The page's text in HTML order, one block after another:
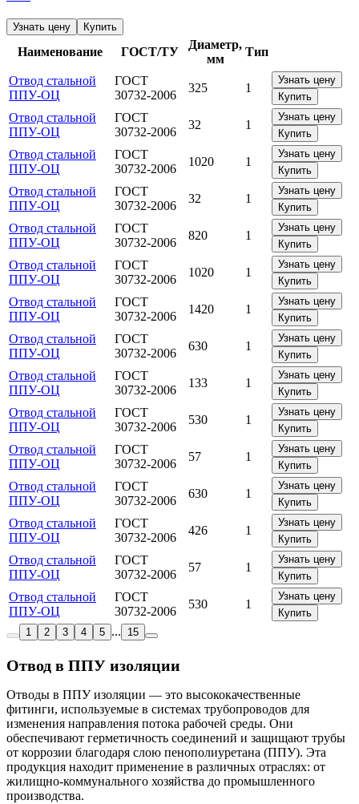
Узнать цену Купить
Наименование ГОСТ/ТУ
Диаметр,
мм
Тип
Отвод стальной
ППУ-ОЦ
ГОСТ
30732-2006
325 1
Узнать цену
Купить
Отвод стальной
ППУ-ОЦ
ГОСТ
30732-2006
32 1
Узнать цену
Купить
Отвод стальной
ППУ-ОЦ
ГОСТ
30732-2006
1020 1
Узнать цену
Купить
Отвод стальной
ППУ-ОЦ
ГОСТ
30732-2006
32 1
Узнать цену
Купить
Отвод стальной
ППУ-ОЦ
ГОСТ
30732-2006
820 1
Узнать цену
Купить
Отвод стальной
ППУ-ОЦ
ГОСТ
30732-2006
1020 1
Узнать цену
Купить
Отвод стальной
ППУ-ОЦ
ГОСТ
30732-2006
1420 1
Узнать цену
Купить
Отвод стальной
ППУ-ОЦ
ГОСТ
30732-2006
630 1
Узнать цену
Купить
Отвод стальной
ППУ-ОЦ
ГОСТ
30732-2006
133 1
Узнать цену
Купить
Отвод стальной
ППУ-ОЦ
ГОСТ
30732-2006
530 1
Узнать цену
Купить
Отвод стальной
ППУ-ОЦ
ГОСТ
30732-2006
57 1
Узнать цену
Купить
Отвод стальной
ППУ-ОЦ
ГОСТ
30732-2006
630 1
Узнать цену
Купить
Отвод стальной
ППУ-ОЦ
ГОСТ
30732-2006
426 1
Узнать цену
Купить
Отвод стальной
ППУ-ОЦ
ГОСТ
30732-2006
57 1
Узнать цену
Купить
Отвод стальной
ППУ-ОЦ
ГОСТ
30732-2006
530 1
Узнать цену
Купить
1
2 3 4 5 ... 15
Отвод в ППУ изоляции
Отводы в ППУ изоляции — это высококачественные
фитинги, используемые в системах трубопроводов для
изменения направления потока рабочей среды. Они
обеспечивают герметичность соединений и защищают трубы
от коррозии благодаря слою пенополиуретана (ППУ). Эта
продукция находит применение в различных отраслях: от
жилищно-коммунального хозяйства до промышленного
производства.